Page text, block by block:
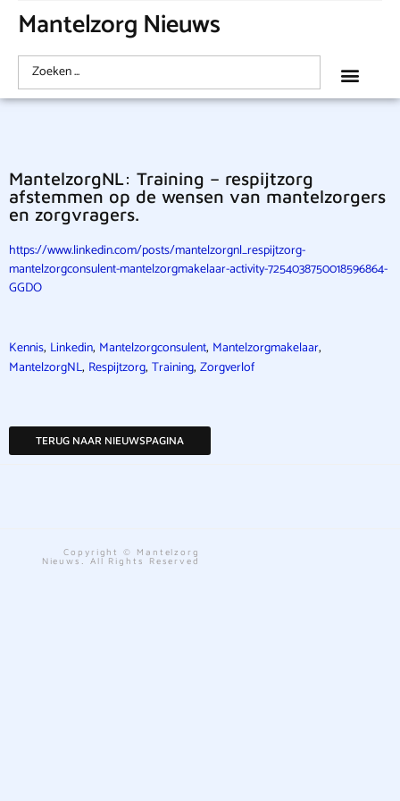
Mantelzorg Nieuws
MantelzorgNL: Training – respijtzorg
afstemmen op de wensen van mantelzorgers
en zorgvragers.
https://www.linkedin.com/posts/mantelzorgnl_respijtzorg-
mantelzorgconsulent-mantelzorgmakelaar-activity-7254038750018596864-
GGDO
Kennis, Linkedin, Mantelzorgconsulent, Mantelzorgmakelaar,
MantelzorgNL, Respijtzorg, Training, Zorgverlof
TERUG NAAR NIEUWSPAGINA
Copyright © Mantelzorg
Nieuws. All Rights Reserved